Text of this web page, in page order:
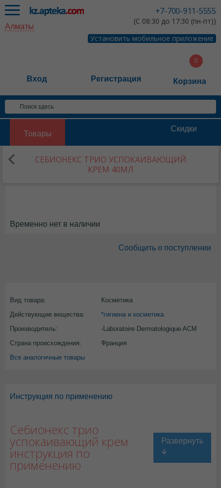
+7-700-911-5555
(С 08:30 до 17:30 (пн-пт))
Установить мобильное приложение
Алматы
Вход Регистрация Корзина
Товары
Скидки
СЕБИОНЕКС ТРИО УСПОКАИВАЮЩИЙ
КРЕМ 40МЛ
Временно нет в наличии
Сообщить о поступлении
Вид товара:
Косметика
Действующие вещества:
*гигиена и косметика
Производитель:
-Laboratoire Dermatologique ACM
Страна происхождения:
Франция
Все аналогичные товары
Инструкция по применению
Себионекс трио
успокаивающий крем
инструкция по
применению